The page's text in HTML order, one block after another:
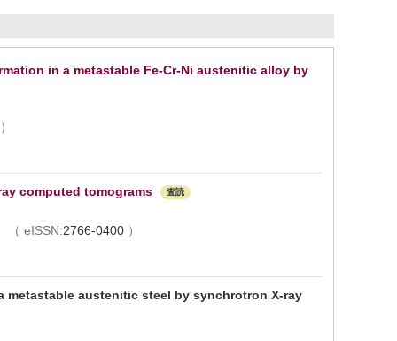
in a metastable Fe-Cr-Ni austenitic alloy by
）
computed tomograms 査読
（ eISSN:2766-0400 ）
austenitic steel by synchrotron X-ray